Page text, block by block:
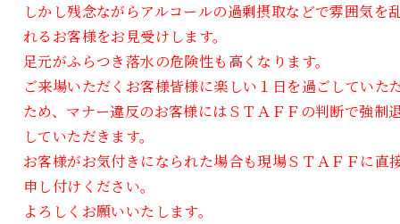
しかし残念ながらアルコールの過剰摂取などで雰囲気を
れるお客様をお見受けします。
足元がふらつき落水の危険性も高くなります。
ご来場いただくお客様皆様に楽しい１日を過ごしていた
ため、マナー違反のお客様にはＳＴＡＦＦの判断で強制
していただきます。
お客様がお気付きになられた場合も現場ＳＴＡＦＦに直
申し付けください。
よろしくお願いいたします。